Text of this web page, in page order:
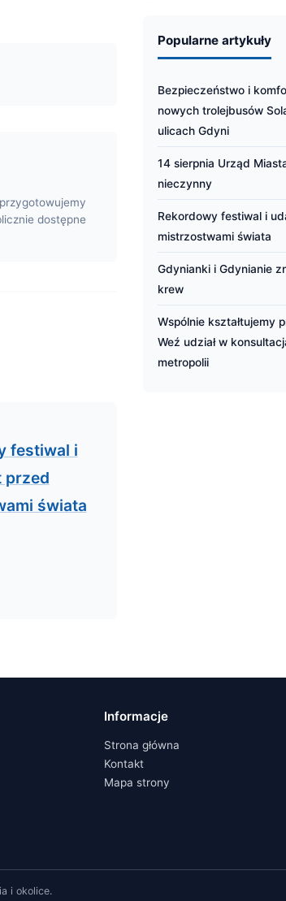
dostępne
festiwal i
przed
świata
Popularne artykuły
Bezpieczeństwo i
nowych trolejbusów
ulicach Gdyni
14 sierpnia Urząd
nieczynny
Rekordowy festiwal i
mistrzostwami świata
Gdynianki i Gdynianie
krew
Wspólnie kształtujemy
Weź udział w
metropolii
Informacje
Strona główna
Kontakt
Mapa strony
i okolice.